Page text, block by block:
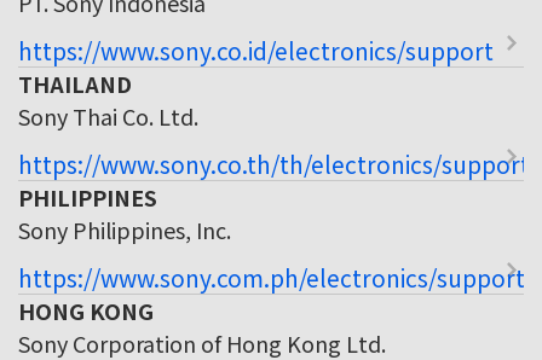
https://www.sony.co.id/electronics/support
THAILAND
Sony Thai Co. Ltd.
https://www.sony.co.th/th/electronics/support
PHILIPPINES
Sony Philippines, Inc.
https://www.sony.com.ph/electronics/support
HONG KONG
Sony Corporation of Hong Kong Ltd.